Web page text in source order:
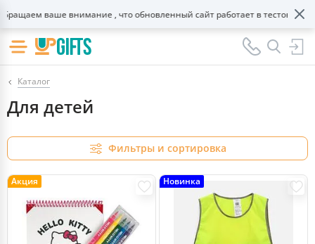
ваше внимание , что обновленный сайт работает в тестовом
Каталог
Для детей
Фильтры и сортировка
Акция Новинка